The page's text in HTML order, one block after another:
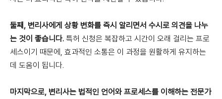
둘째, 변리사에게 상황 변화를 즉시 알리면서 수시로 의견을 나누
는 것이 좋습니다. 특허 신청은 복잡하고 시간이 오래 걸리는 프로
세스이기 때문에, 효과적인 소통은 이 과정을 원활하게 유지하는
데 도움이 됩니다.
마지막으로, 변리사는 법적인 언어와 프로세스를 이해하는 전문가